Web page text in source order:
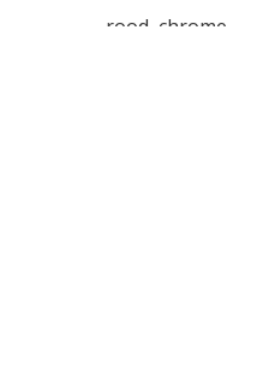
rood, chrome